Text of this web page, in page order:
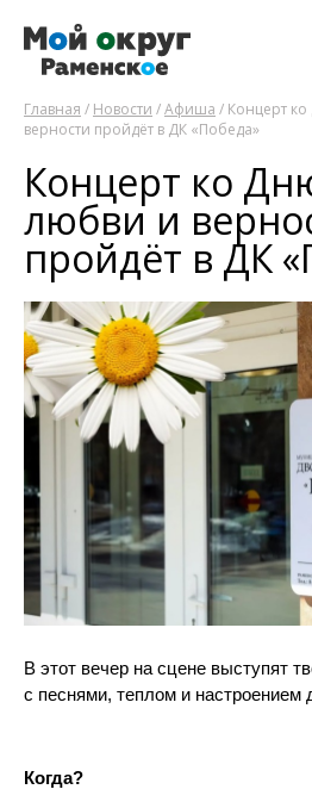
Главная / Новости /Афиша / Концерт
верности пройдёт в ДК «Победа»
Концерт ко
любви и
пройдёт в ДК
В этот вечер на сцене выступят
с песнями, теплом и настроением
Когда?